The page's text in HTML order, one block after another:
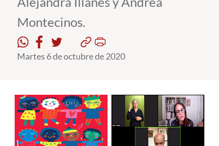
Académicos
Funcionarios
Alumni
Montecinos.
Martes 6 de octubre de 2020